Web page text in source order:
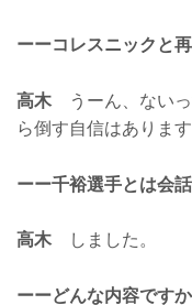
ーーコレスニックと
高木 うーん、ないっ
ら倒す自信はあります
ーー千裕選手とは会
高木 しました。
ーーどんな内容です